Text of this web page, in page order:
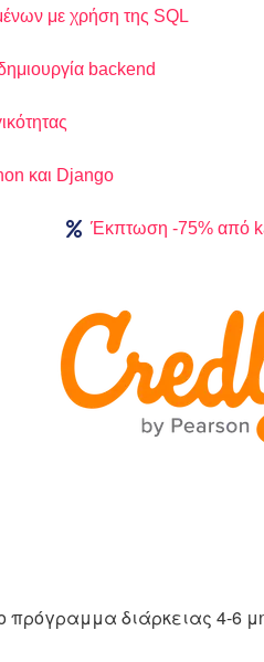
με χρήση της SQL
backend
και Django
Έκπτωση -75% από
πρόγραμμα διάρκειας 4-